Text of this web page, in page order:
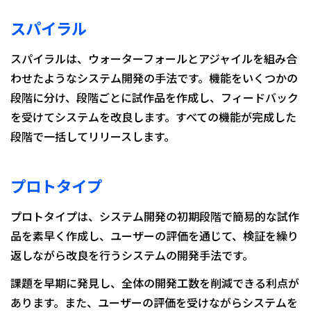
スパイラル
スパイラルは、ウォーターフォールとアジャイルを組み合
わせたようなシステム開発の手法です。機能をいくつかの
段階に分け、段階ごとに試作品を作成し、フィードバック
を受けてシステムを改良します。すべての機能が完成した
段階で一括してリリースします。
プロトタイプ
プロトタイプは、システム開発の初期段階で簡易的な試作
品を素早く作成し、ユーザーの評価を通じて、検証を繰り
返しながら改良を行うシステムの開発手法です。
課題を早期に発見し、全体の開発工数を削減できる利点が
あります。また、ユーザーの評価を受けながらシステムを